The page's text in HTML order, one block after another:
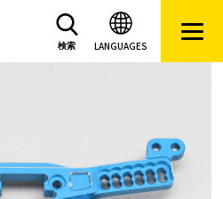
LANGUAGES
検索